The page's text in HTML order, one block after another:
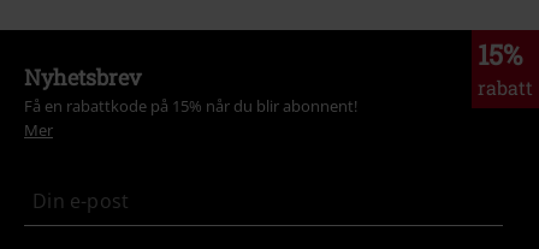
15%
rabatt
Nyhetsbrev
Få en rabattkode på 15% når du blir abonnent!
Mer